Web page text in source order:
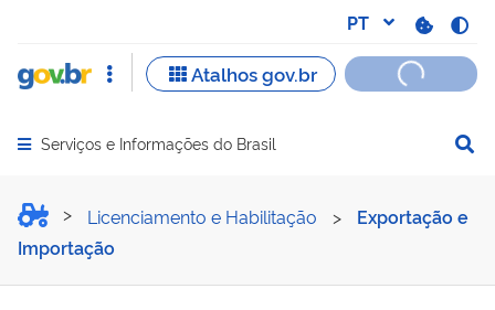
Abrir menu principal de navegação
Serviços e Informações do Brasil
Solicitar habilitação para
Licenciamento e Habilitação >
Exportação e
Importação